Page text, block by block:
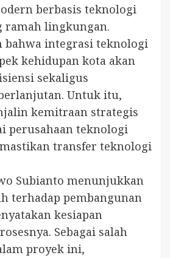
berbasis teknologi
ramah lingkungan.
bahwa integrasi teknologi
kehidupan kota akan
sekaligus
Untuk itu,
kemitraan strategis
perusahaan teknologi
transfer teknologi
Subianto menunjukkan
terhadap pembangunan
kesiapan
Sebagai salah
proyek ini,